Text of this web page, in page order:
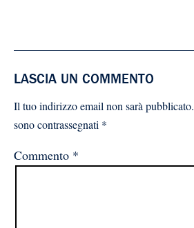
LASCIA UN COMMENTO
Il tuo indirizzo email non sarà pubblicato.
sono contrassegnati *
Commento *